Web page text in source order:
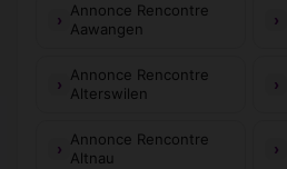
Annonce Rencontre
Aawangen
Annonce Rencontre
Alterswilen
Annonce Rencontre
Altnau